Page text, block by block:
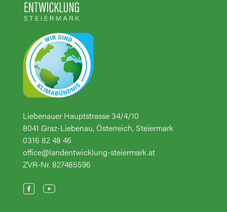
Liebenauer Hauptstrasse 34/4/10
8041 Graz-Liebenau, Österreich, Steiermark
0316 82 48 46
office@landentwicklung-steiermark.at
ZVR-Nr. 827485596